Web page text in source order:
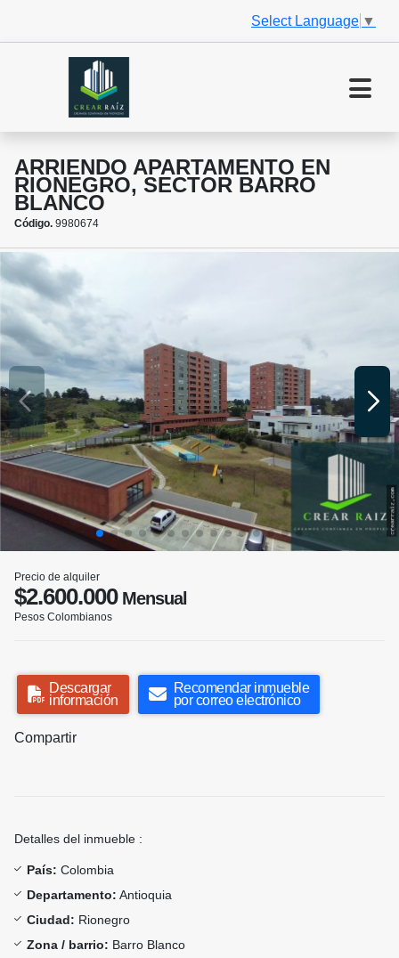
Select Language ▼
ARRIENDO APARTAMENTO EN
RIONEGRO, SECTOR BARRO
BLANCO
Código. 9980674
Precio de alquiler
$2.600.000Mensual
Pesos Colombianos
Descargar
información
Recomendar inmueble
por correo electrónico
Compartir
Detalles del inmueble :
País: Colombia
Departamento: Antioquia
Ciudad: Rionegro
Zona / barrio: Barro Blanco